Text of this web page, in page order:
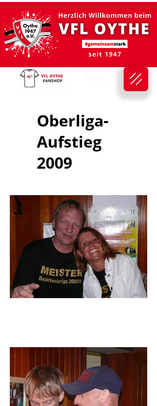
Oberliga-
Aufstieg
2009